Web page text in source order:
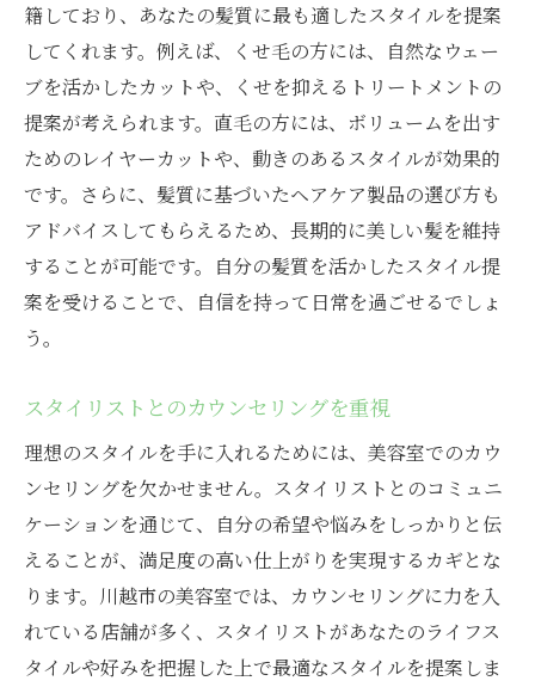
籍しており、あなたの髪質に最も適したスタイルを提案
してくれます。例えば、くせ毛の方には、自然なウェー
ブを活かしたカットや、くせを抑えるトリートメントの
提案が考えられます。直毛の方には、ボリュームを出す
ためのレイヤーカットや、動きのあるスタイルが効果的
です。さらに、髪質に基づいたヘアケア製品の選び方も
アドバイスしてもらえるため、長期的に美しい髪を維持
することが可能です。自分の髪質を活かしたスタイル提
案を受けることで、自信を持って日常を過ごせるでしょ
う。
スタイリストとのカウンセリングを重視
理想のスタイルを手に入れるためには、美容室でのカウ
ンセリングを欠かせません。スタイリストとのコミュニ
ケーションを通じて、自分の希望や悩みをしっかりと伝
えることが、満足度の高い仕上がりを実現するカギとな
ります。川越市の美容室では、カウンセリングに力を入
れている店舗が多く、スタイリストがあなたのライフス
タイルや好みを把握した上で最適なスタイルを提案しま